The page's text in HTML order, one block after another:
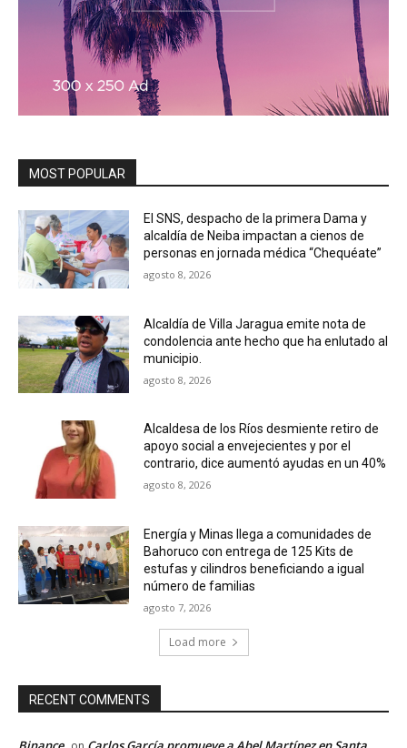
MOST POPULAR
El SNS, despacho de la primera Dama y
alcaldía de Neiba impactan a cienos de
personas en jornada médica “Chequéate”
agosto 8, 2026
Alcaldía de Villa Jaragua emite nota de
condolencia ante hecho que ha enlutado al
municipio.
agosto 8, 2026
Alcaldesa de los Ríos desmiente retiro de
apoyo social a envejecientes y por el
contrario, dice aumentó ayudas en un 40%
agosto 8, 2026
Energía y Minas llega a comunidades de
Bahoruco con entrega de 125 Kits de
estufas y cilindros beneficiando a igual
número de familias
agosto 7, 2026
Load more
RECENT COMMENTS